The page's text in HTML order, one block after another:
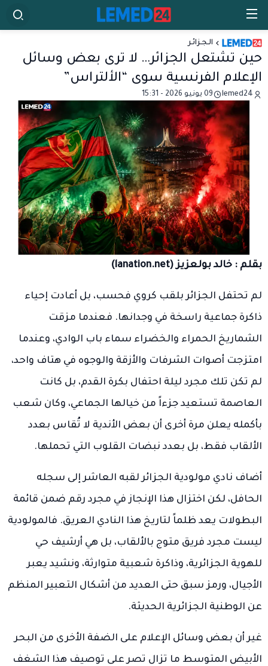
الـجـزائـر
حين تشتعل الجزائر… لا ترى بعض وسائل
الإعلام الفرنسية سوى “الألتراس”
lemed24 09 يونيو 2026 - 15:31
بقلم : خالد بولعزيز (lanation.net)
لم تحتفل الجزائر بلقب كروي فحسب، بل أعادت إحياء
ذاكرة جماعية راسخة في وجدانها. فعندما مزقت
الشماريخ الحمراء والخضراء سماء باب الوادي، وعندما
امتزجت أصوات الشرفات والأزقة والوجوه في هتاف واحد،
لم تكن تلك مجرد ليلة احتفال بكرة القدم، بل كانت
العاصمة تستعيد جزءاً من خيالها الجماعي، وكان شعب
بأكمله يعلن مرة أخرى أن بعض الأندية لا تُقاس بعدد
الألقاب فقط، بل بعدد نبضات القلوب التي تحملها.
أضاف نادي مولودية الجزائر لقبه العاشر إلى سجله
الحافل، لكن اختزال هذا الإنجاز في مجرد رقم ضمن قائمة
البطولات يعد ظلماً لتاريخ هذا النادي العريق. فالمولودية
ليست مجرد فريق متوج بالألقاب، بل هي أرشيف حي
للهوية الجزائرية، وذاكرة شعبية متوارثة، ونشيد يعبر
الأجيال، ورمز سبق حتى العديد من أشكال التعبير المنظم
عن الوطنية الجزائرية الحديثة.
غير أن بعض وسائل الإعلام على الضفة الأخرى من البحر
الأبيض المتوسط ما تزال تصر على توصيف هذا الشغف